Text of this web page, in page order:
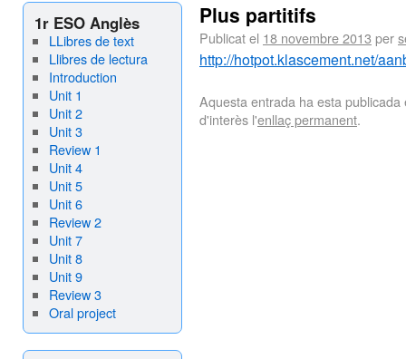
1r ESO Anglès
LLibres de text
Llibres de lectura
Introduction
Unit 1
Unit 2
Unit 3
Review 1
Unit 4
Unit 5
Unit 6
Review 2
Unit 7
Unit 8
Unit 9
Review 3
Oral project
Plus partitifs
Publicat el 18 novembre 2013 per
http://hotpot.klascement.net/
Aquesta entrada ha esta
d'interès l'enllaç permanent.